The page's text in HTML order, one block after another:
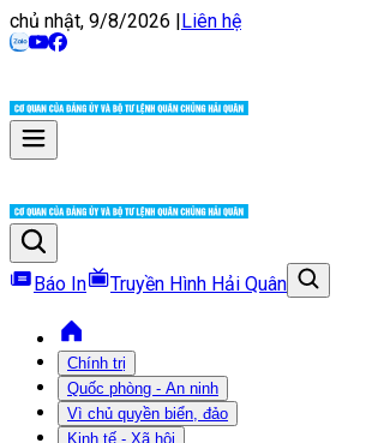
chủ nhật, 9/8/2026 |Liên hệ
Báo In Truyền Hình Hải Quân
Chính trị
Quốc phòng - An ninh
Vì chủ quyền biển, đảo
Kinh tế - Xã hội